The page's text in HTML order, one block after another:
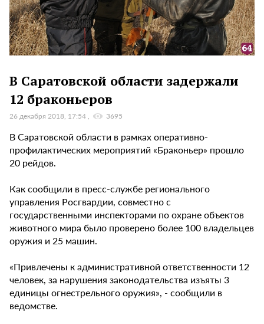
В Саратовской области задержали
12 браконьеров
26 декабря 2018, 17:54 3695
В Саратовской области в рамках оперативно-
профилактических мероприятий «Браконьер» прошло
20 рейдов.
Как сообщили в пресс-службе регионального
управления Росгвардии, совместно с
государственными инспекторами по охране объектов
животного мира было проверено более 100 владельцев
оружия и 25 машин.
«Привлечены к административной ответственности 12
человек, за нарушения законодательства изъяты 3
единицы огнестрельного оружия», - сообщили в
ведомстве.